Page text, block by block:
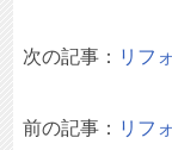
次の記事： リフ
前の記事： リフ